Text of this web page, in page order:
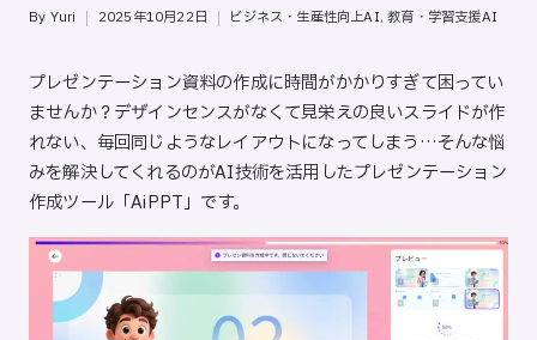
サ
ト
Posted
By Yuri 2025年10月22日
Posted
ビジネス・生産性向上AI,教育・学習支援AI
プレゼンテーション資料の作成に時間がかかりすぎて困ってい
ませんか？デザインセンスがなくて見栄えの良いスライドが作
れない、毎回同じようなレイアウトになってしまう…そんな悩
みを解決してくれるのがAI技術を活用したプレゼンテーション
作成ツール「AiPPT」です。